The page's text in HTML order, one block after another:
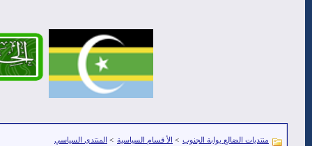
منتديات الضالع بوابة الجنوب > الأ قسام السياسية > المنتدى السياسي